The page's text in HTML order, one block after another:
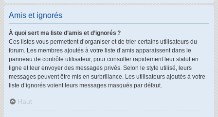
Amis et ignorés
À quoi sert ma liste d’amis et d’ignorés ?
Ces listes vous permettent d’organiser et de trier certains utilisateurs du
forum. Les membres ajoutés à votre liste d’amis apparaissent dans le
panneau de contrôle utilisateur, pour consulter rapidement leur statut en
ligne et leur envoyer des messages privés. Selon le style utilisé, leurs
messages peuvent être mis en surbrillance. Les utilisateurs ajoutés à votre
liste d’ignorés voient leurs messages masqués par défaut.
Haut